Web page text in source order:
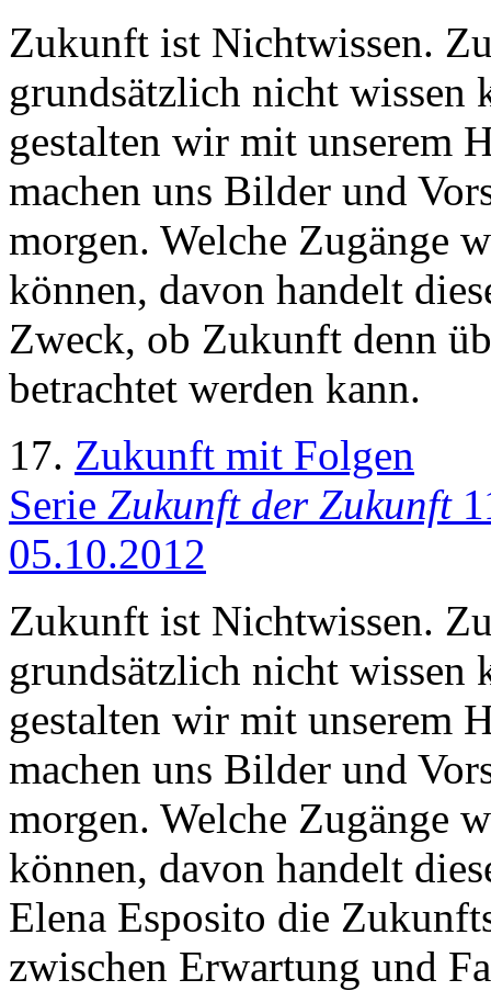
Zukunft ist Nichtwissen.
grundsätzlich nicht wissen
gestalten wir mit unserem
machen uns Bilder und
morgen. Welche Zugänge
können, davon handelt
Zweck, ob Zukunft denn
betrachtet werden kann.
17. Zukunft mit Folgen
Serie Zukunft der Zukunft
05.10.2012
Zukunft ist Nichtwissen.
grundsätzlich nicht wissen
gestalten wir mit unserem
machen uns Bilder und
morgen. Welche Zugänge
können, davon handelt
Elena Esposito die
zwischen Erwartung und